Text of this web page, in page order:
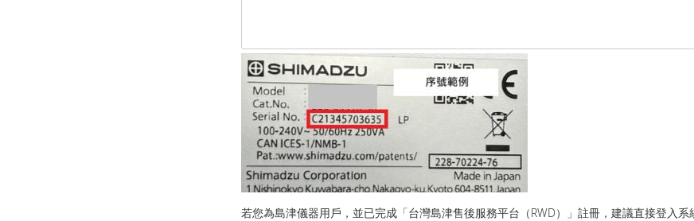
若您為島津儀器用戶，並已完成「台灣島津售後服務平台（RWD）」註冊，建議直接登入系